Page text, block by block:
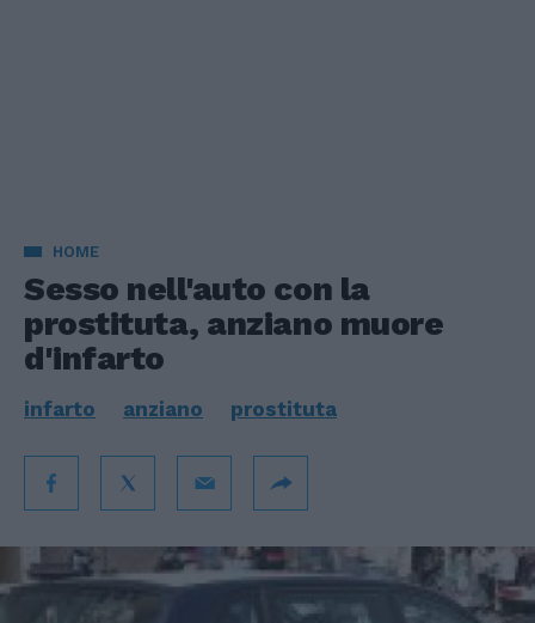
HOME
Sesso nell'auto con la
prostituta, anziano muore
d'infarto
infarto anziano prostituta